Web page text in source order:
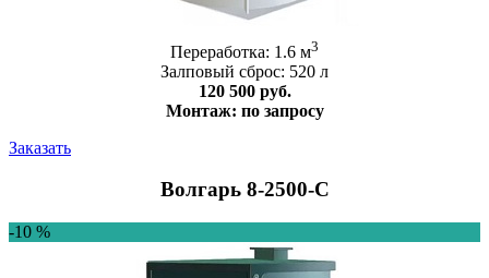
Переработка: 1.6 м3
Залповый сброс: 520 л
120 500 руб.
Монтаж: по запросу
Заказать
Волгарь 8-2500-C
-10 %